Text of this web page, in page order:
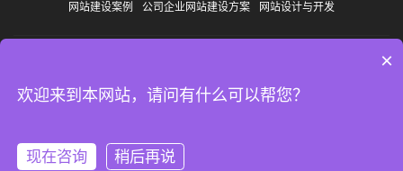
网站建设案例
公司企业网站建设方案 网站设计与开发
14007327号-1 TAG聚合
×
欢迎来到本网站，请问有什么可以帮您？
现在咨询 稍后再说